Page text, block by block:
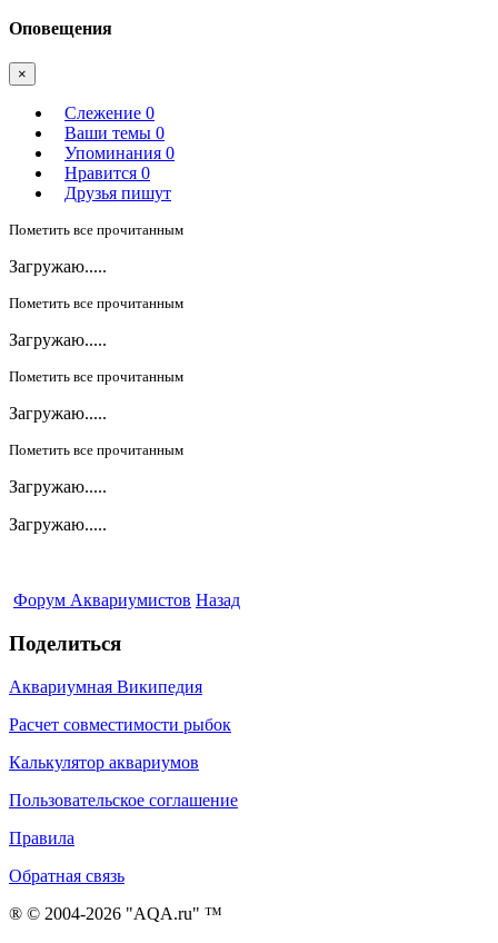
Оповещения
×
Слежение 0
Ваши темы 0
Упоминания 0
Нравится 0
Друзья пишут
Пометить все прочитанным
Загружаю.....
Пометить все прочитанным
Загружаю.....
Пометить все прочитанным
Загружаю.....
Пометить все прочитанным
Загружаю.....
Загружаю.....
Форум Аквариумистов Назад
Поделиться
Аквариумная Википедия
Расчет совместимости рыбок
Калькулятор аквариумов
Пользовательское соглашение
Правила
Обратная связь
® © 2004-2026 "AQA.ru" ™